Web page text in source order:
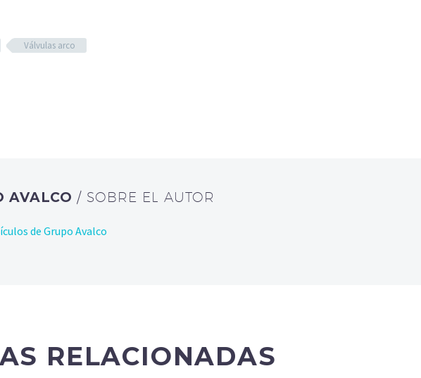
Válvulas arco
AVALCO/ SOBRE EL AUTOR
de Grupo Avalco
RELACIONADAS